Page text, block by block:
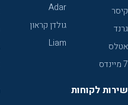
קיסר
גרנד
אטלס
7 מיינדס
Adar
גולדן קראון
Liam
שירות לקוחות